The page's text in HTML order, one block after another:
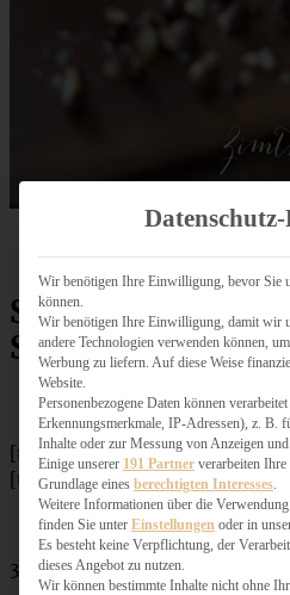
Schokoladen-
Schoko-Nuss-
[tabs]
[tab title=”Zutaten”]
300 g Mehl
Wir benötigen Ihre Einwilligung, bevor Sie
können.
Wir benötigen Ihre Einwilligung, damit wir
andere Technologien verwenden können,
Werbung zu liefern. Auf diese Weise
Website.
Personenbezogene Daten können
Erkennungsmerkmale, IP-Adressen), z. B.
Inhalte oder zur Messung von Anzeigen und
Einige unserer 191 Partner verarbeiten
Grundlage eines berechtigten Interesses
Weitere Informationen über die
finden Sie unter Einstellungen oder in
Es besteht keine Verpflichtung, der
dieses Angebot zu nutzen.
Wir können bestimmte Inhalte nicht ohne